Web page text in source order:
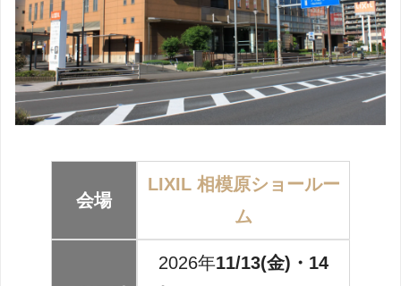
会場
LIXIL 相模原ショールー
ム
2026年11/13(金)・14